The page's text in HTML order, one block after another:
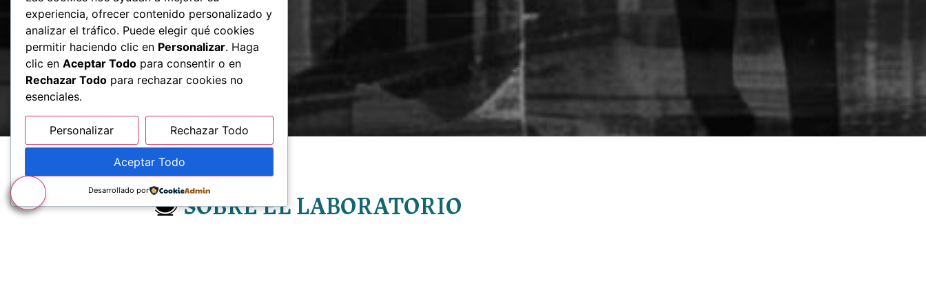
SOBRE EL LABORATORIO
experiencia, ofrecer contenido personalizado y
analizar el tráfico. Puede elegir qué cookies
permitir haciendo clic en Personalizar. Haga
clic en Aceptar Todo para consentir o en
Rechazar Todo para rechazar cookies no
esenciales.
Personalizar Rechazar Todo
Aceptar Todo
Desarrollado por